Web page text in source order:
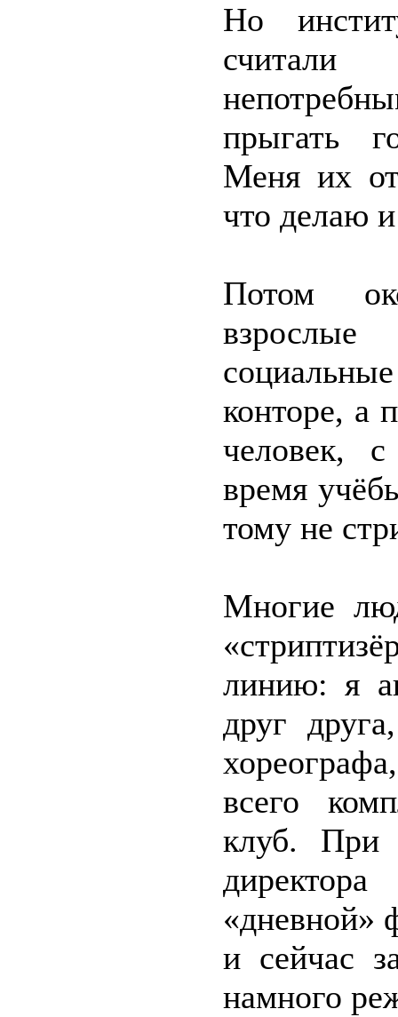
Но
прыгать
Меня их
что делаю
Потом
конторе, а
человек,
время
тому не
Многие
линию: я
друг
всего
клуб. При
«дневной»
и сейчас
намного